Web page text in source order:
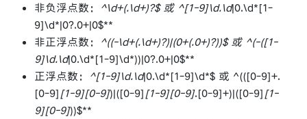
非负浮点数： ^\d+(.\d+)?$ 或 ^[1-9]\d.\d|0.\d*[1-
9]\d*|0?.0+|0$**
非正浮点数： ^((-\d+(.\d+)?)|(0+(.0+)?))$ 或 ^(-([1-
9]\d.\d|0.\d*[1-9]\d*))|0?.0+|0$**
正浮点数： ^[1-9]\d.\d|0.\d*[1-9]\d*$ 或 ^(([0-9]+.
[0-9][1-9][0-9])|([0-9][1-9][0-9].[0-9]+)|([0-9][1-
9][0-9]))$**